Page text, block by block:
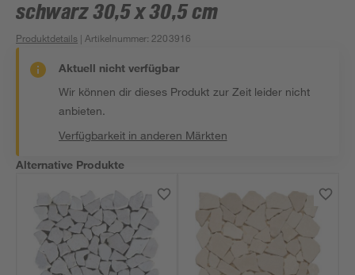
schwarz 30,5 x 30,5 cm
Produktdetails | Artikelnummer: 2203916
Aktuell nicht verfügbar
Wir können dir dieses Produkt zur Zeit leider nicht
anbieten.
Verfügbarkeit in anderen Märkten
Alternative Produkte